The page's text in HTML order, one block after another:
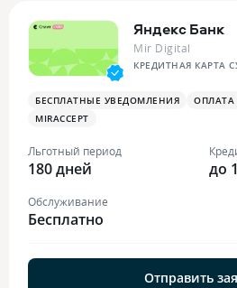
Яндекс Банк
Mir Digital
БЕСПЛАТНЫЕ УВЕДОМЛЕНИЯ
MIRACCEPT
Льготный период
180 дней до
Обслуживание
Бесплатно
Отправить